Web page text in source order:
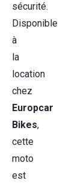
sécurité.
Disponible
à
la
location
chez
Europcar
Bikes,
cette
moto
est